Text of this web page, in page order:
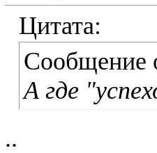
Цитата:
Сообщение
А где
..